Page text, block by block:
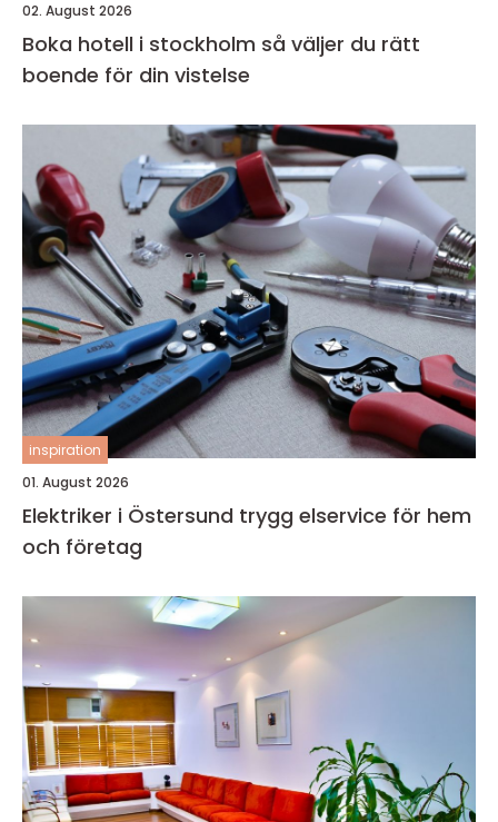
02. August 2026
Boka hotell i stockholm så väljer du rätt
boende för din vistelse
inspiration
01. August 2026
Elektriker i Östersund trygg elservice för hem
och företag